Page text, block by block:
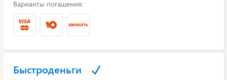
Варианты погашения:
Быстроденьги